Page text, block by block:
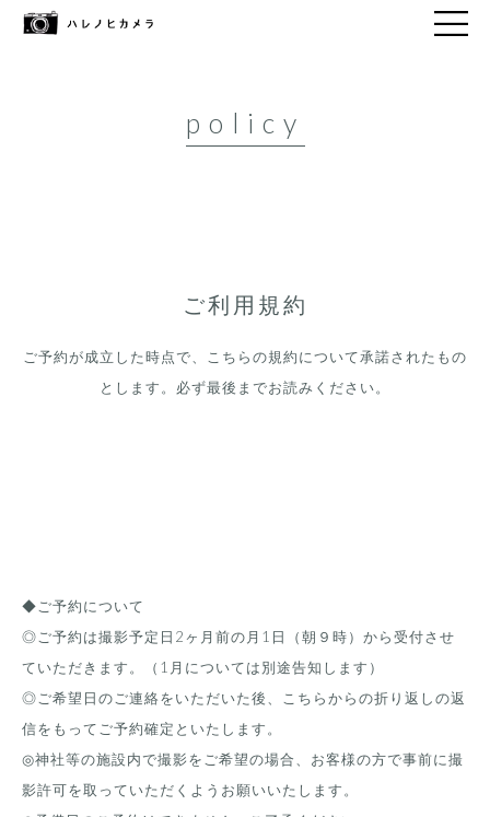
policy
ご利用規約
ご予約が成立した時点で、こちらの規約について承諾されたもの
とします。必ず最後までお読みください。
◆ご予約について
◎ご予約は撮影予定日2ヶ月前の月1日（朝９時）から受付させ
ていただきます。（1月については別途告知します）
◎ご希望日のご連絡をいただいた後、こちらからの折り返しの返
信をもってご予約確定といたします。
◎神社等の施設内で撮影をご希望の場合、お客様の方で事前に撮
影許可を取っていただくようお願いいたします。